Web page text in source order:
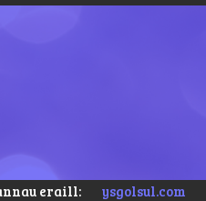
eraill: ysgolsul.com